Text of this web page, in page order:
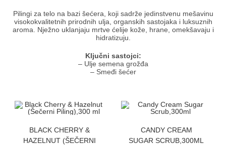
Pilingi za telo na bazi šećera, koji sadrže jedinstvenu mešavinu
visokokvalitetnih prirodnih ulja, organskih sastojaka i luksuznih
aroma. Nježno uklanjaju mrtve ćelije kože, hrane, omekšavaju i
hidratizuju.
Ključni sastojci:
– Ulje semena grožđa
– Smeđi šećer
BLACK CHERRY &
HAZELNUT (ŠEČERNI
CANDY CREAM
SUGAR SCRUB,300ML